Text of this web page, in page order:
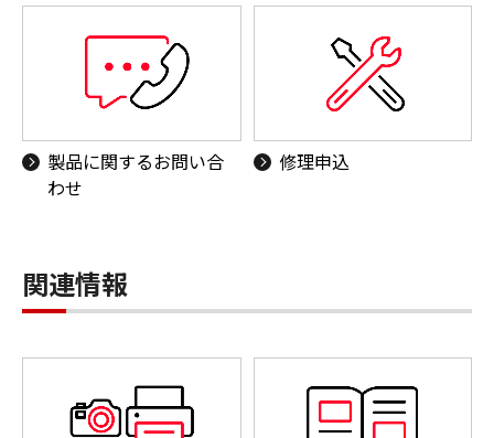
製品に関するお問い合
わせ
修理申込
関連情報